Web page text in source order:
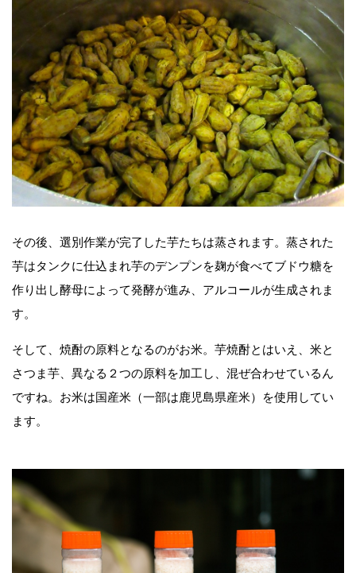
その後、選別作業が完了した芋たちは蒸されます。蒸された
芋はタンクに仕込まれ芋のデンプンを麹が食べてブドウ糖を
作り出し酵母によって発酵が進み、アルコールが生成されま
す。
そして、焼酎の原料となるのがお米。芋焼酎とはいえ、米と
さつま芋、異なる２つの原料を加工し、混ぜ合わせているん
ですね。お米は国産米（一部は鹿児島県産米）を使用してい
ます。